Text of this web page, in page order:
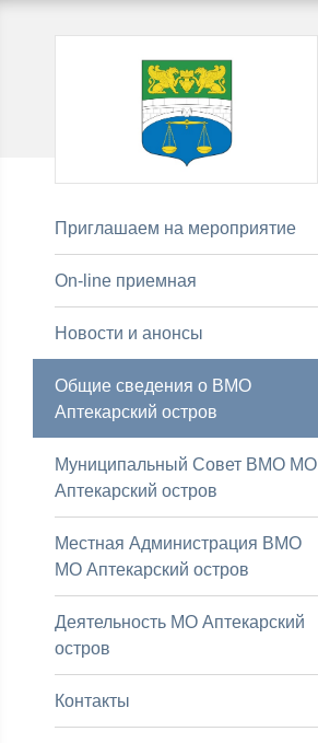
Приглашаем на мероприятие
On-line приемная
Новости и анонсы
Общие сведения о ВМО
Аптекарский остров
Муниципальный Совет ВМО МО
Аптекарский остров
Местная Администрация ВМО
МО Аптекарский остров
Деятельность МО Аптекарский
остров
Контакты